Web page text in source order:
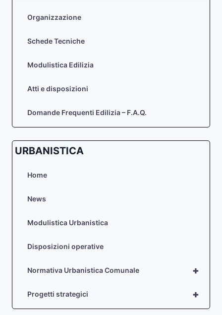
Organizzazione
Schede Tecniche
Modulistica Edilizia
Atti e disposizioni
Domande Frequenti Edilizia – F.A.Q.
URBANISTICA
Home
News
Modulistica Urbanistica
Disposizioni operative
+
Normativa Urbanistica Comunale
+
Progetti strategici